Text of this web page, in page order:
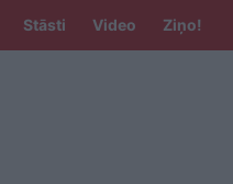
Stāsti Video Ziņo!